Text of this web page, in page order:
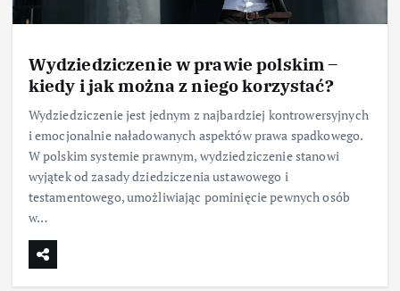
Wydziedziczenie w prawie polskim –
kiedy i jak można z niego korzystać?
Wydziedziczenie jest jednym z najbardziej kontrowersyjnych
i emocjonalnie naładowanych aspektów prawa spadkowego.
W polskim systemie prawnym, wydziedziczenie stanowi
wyjątek od zasady dziedziczenia ustawowego i
testamentowego, umożliwiając pominięcie pewnych osób
w…